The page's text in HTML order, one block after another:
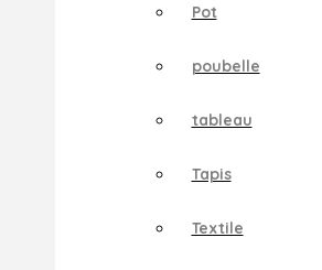
Pot
poubelle
tableau
Tapis
Textile